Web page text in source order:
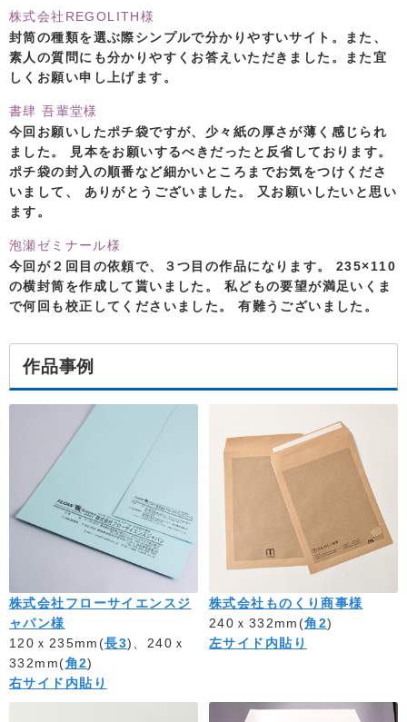
株式会社REGOLITH様
封筒の種類を選ぶ際シンプルで分かりやすいサイト。また、
素人の質問にも分かりやすくお答えいただきました。また宜
しくお願い申し上げます。
書肆 吾輩堂様
今回お願いしたポチ袋ですが、少々紙の厚さが薄く感じられ
ました。 見本をお願いするべきだったと反省しております。
ポチ袋の封入の順番など細かいところまでお気をつけくださ
いまして、 ありがとうございました。 又お願いしたいと思い
ます。
泡瀬ゼミナール様
今回が２回目の依頼で、３つ目の作品になります。 235×110
の横封筒を作成して貰いました。 私どもの要望が満足いくま
で何回も校正してくださいました。 有難うございました。
作品事例
株式会社フローサイエンスジ
ャパン様
120ｘ235mm(長3)、240ｘ
332mm(角2)
右サイド内貼り
株式会社ものくり商事様
240ｘ332mm(角2)
左サイド内貼り